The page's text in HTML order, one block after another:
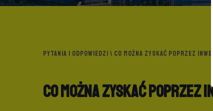
PYTANIA I ODPOWIEDZI \ CO MOŻNA ZYSKAĆ POPRZEZ
Co można zyskać